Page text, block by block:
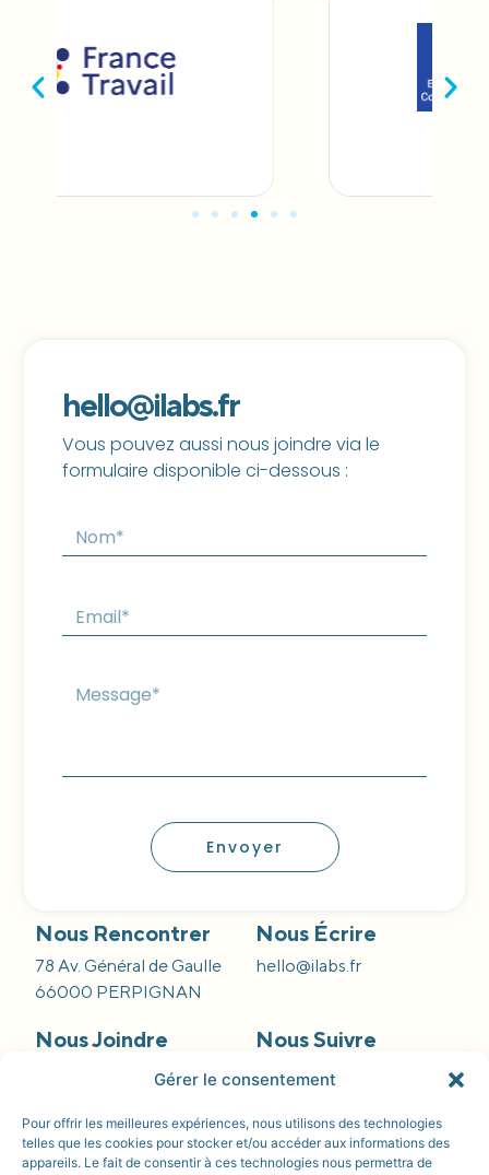
Gérer le consentement
Pour offrir les meilleures expériences, nous utilisons des technologies
telles que les cookies pour stocker et/ou accéder aux informations des
appareils. Le fait de consentir à ces technologies nous permettra de
hello@ilabs.fr
Vous pouvez aussi nous joindre via le
formulaire disponible ci-dessous :
Envoyer
Nous Rencontrer
78 Av. Général de Gaulle
66000 PERPIGNAN
Nous Écrire
hello@ilabs.fr
Nous Joindre Nous Suivre